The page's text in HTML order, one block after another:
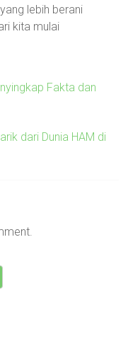
lebih berani
kita mulai
Fakta dan
dari Dunia HAM di